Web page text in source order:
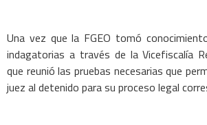
Una vez que la FGEO tomó
indagatorias a través de la Vicefiscalía
que reunió las pruebas necesarias que
juez al detenido para su proceso legal